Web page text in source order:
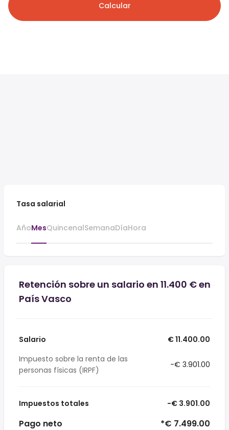
Calcular
Tasa salarial
AñoMesQuincenalSemanaDíaHora
Retención sobre un salario en 11.400 € en
País Vasco
Salario
€ 11.400.00
Impuesto sobre la renta de las
personas físicas (IRPF)
-€ 3.901.00
Impuestos totales -€ 3.901.00
Pago neto *€ 7.499.00